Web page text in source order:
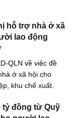
hỗ trợ nhà ở xã
lao động
QLN về việc đề
ở xã hội cho
khu chế xuất.
tỷ đồng từ Quỹ